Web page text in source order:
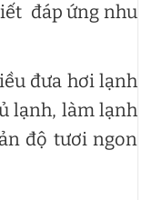
đáp ứng nhu
đưa hơi lạnh
lạnh, làm lạnh
độ tươi ngon